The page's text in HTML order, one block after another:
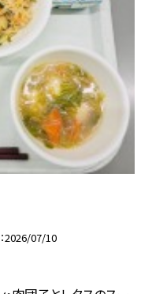
2026/07/10